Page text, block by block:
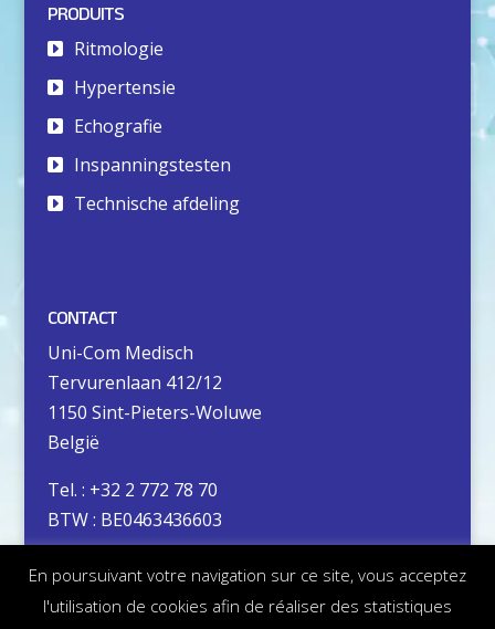
PRODUITS
Ritmologie
Hypertensie
Echografie
Inspanningstesten
Technische afdeling
CONTACT
Uni-Com Medisch
Tervurenlaan 412/12
1150 Sint-Pieters-Woluwe
België
Tel. : +32 2 772 78 70
BTW : BE0463436603
Privacybeleid
Juridische informatie
En poursuivant votre navigation sur ce site, vous acceptez
l'utilisation de cookies afin de réaliser des statistiques